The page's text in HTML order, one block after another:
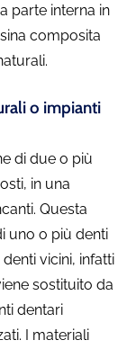
parte interna in
composita
o impianti
di due o più
in una
Questa
uno o più denti
vicini, infatti
sostituito da
dentari
I materiali